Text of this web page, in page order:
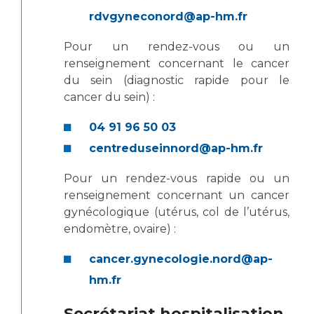
Médecine nucléaire
Vos représentants
La Commission Des Usagers (CDU)
Anatomie et Cytologie Pathologiques
Adresser un examen au Laboratoire d'Infectiologie
Centres de référence Maladies Rares
Plateforme d'Expertise Maladies Rares
Presse / Multimédia
Dossiers de presse
Médiathèque
Fournisseurs
rdvgyneconord@ap-hm.fr
Pour un rendez-vous ou un
renseignement concernant le cancer
du sein (diagnostic rapide pour le
cancer du sein) :
04 91 96 50 03
centreduseinnord@ap-hm.fr
Pour un rendez-vous rapide ou un
renseignement concernant un cancer
gynécologique (utérus, col de l’utérus,
endomètre, ovaire) :
cancer.gynecologie.nord@ap-
hm.fr